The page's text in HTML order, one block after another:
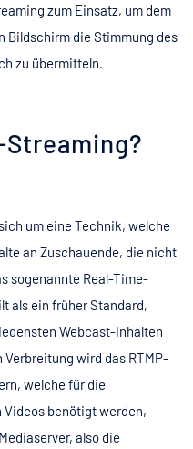
zum Einsatz, um dem
Bildschirm die Stimmung des
zu übermitteln.
Streaming?
um eine Technik, welche
an Zuschauende, die nicht
sogenannte Real-Time-
als ein früher Standard,
Webcast-Inhalten
wird das RTMP-
welche für die
benötigt werden,
also die